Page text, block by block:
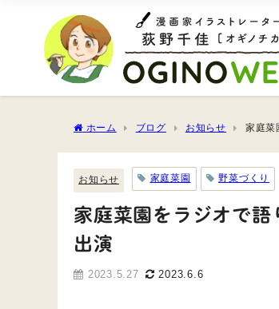
ホーム ブログ お知らせ 家庭菜
お知らせ 家庭菜園 野菜づくり
家庭菜園をラジオで
出演
2023.5.27 2023.6.6